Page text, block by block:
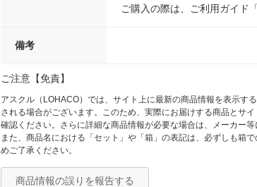
ご購入の際は、ご利用ガイド
備考
ご注意【免責】
アスクル（LOHACO）では、サイト上に最新の商品情報を表示す
される場合がございます。このため、実際にお届けする商品とサ
確認ください。さらに詳細な商品情報が必要な場合は、メーカー等
また、商品名における「セット」や「箱」の表記は、必ずしも箱
めご了承ください。
商品情報の誤りを報告する